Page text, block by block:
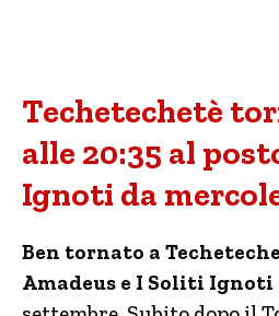
Techetechetè
alle 20:35 al
Ignoti da
Ben tornato a
Amadeus e I Soliti Ignoti